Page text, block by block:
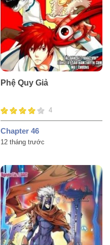
Phệ Quy Giả
4
Chapter 46
12 tháng trước